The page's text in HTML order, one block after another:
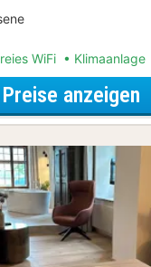
WiFi Klimaanlage
Preise anzeigen